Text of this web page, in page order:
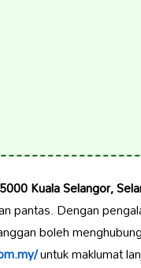
Kuala Selangor,
pantas. Dengan
boleh
untuk maklumat